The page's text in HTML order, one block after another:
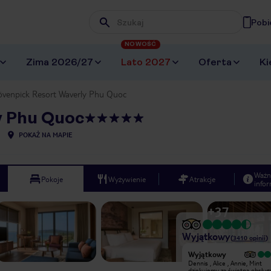
Wpisz frazę, której szukasz
Zima 2026/27 Lato 2027
NOWOŚĆ
Oferta
Resort Waverly Phu Quoc
Quoc
POKAŻ NA MAPIE
Pokoje Wyżywienie Atrakcje
+37
Wyjątkowy(3410 opinii)
Wyjątkowy
Hotel i ofertę wybraliśmy sobie
Wyjątkowy
Dennis , Alice , Annie, Mint